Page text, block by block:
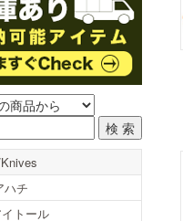
ハチ
トール